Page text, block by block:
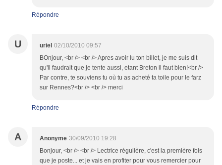
Répondre
U uriel 02/10/2010 09:57
BOnjour, <br /> <br /> Apres avoir lu ton billet, je me suis dit
qu'il faudrait que je tente aussi, etant Breton il faut bien!<br />
Par contre, te souviens tu où tu as acheté ta toile pour le farz
sur Rennes?<br /> <br /> merci
Répondre
A Anonyme 30/09/2010 19:28
Bonjour, <br /> <br /> Lectrice régulière, c'est la première fois
que je poste... et je vais en profiter pour vous remercier pour